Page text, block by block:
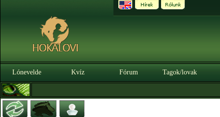
Lónevelde Kvíz Fórum Tagok/lovak